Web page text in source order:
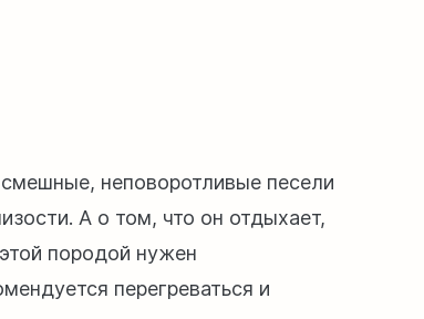
неповоротливые песели
А о том, что он отдыхает,
породой нужен
перегреваться и